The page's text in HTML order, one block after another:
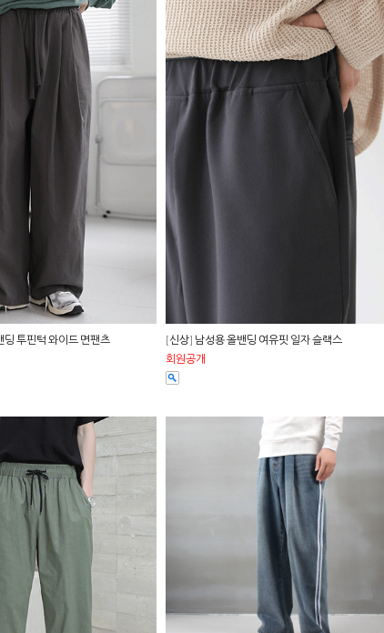
투핀턱 와이드 면팬츠
[신상] 남성용 올밴딩 여유핏 일자 슬랙스
회원공개